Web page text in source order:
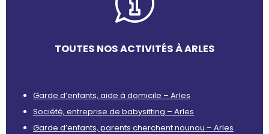
TOUTES NOS ACTIVITÉS À ARLES
Garde d’enfants, aide à domicile – Arles
Société, entreprise de babysitting – Arles
Garde d’enfants, parents cherchent nounou – Arles